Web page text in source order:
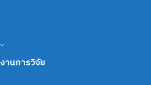
านการวิจัย